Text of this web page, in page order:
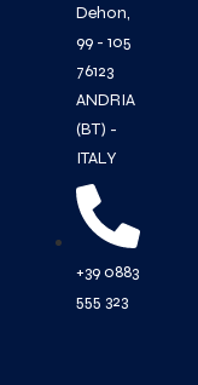
Dehon,
99 - 105
76123
ANDRIA
(BT) -
ITALY
+39 0883
555 323